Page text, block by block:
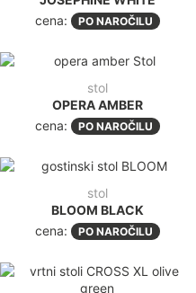
PO NAROČILU
BLOOM BLACK
PO NAROČILU
stol
CROSS XL
cena:
PO NAROČILU